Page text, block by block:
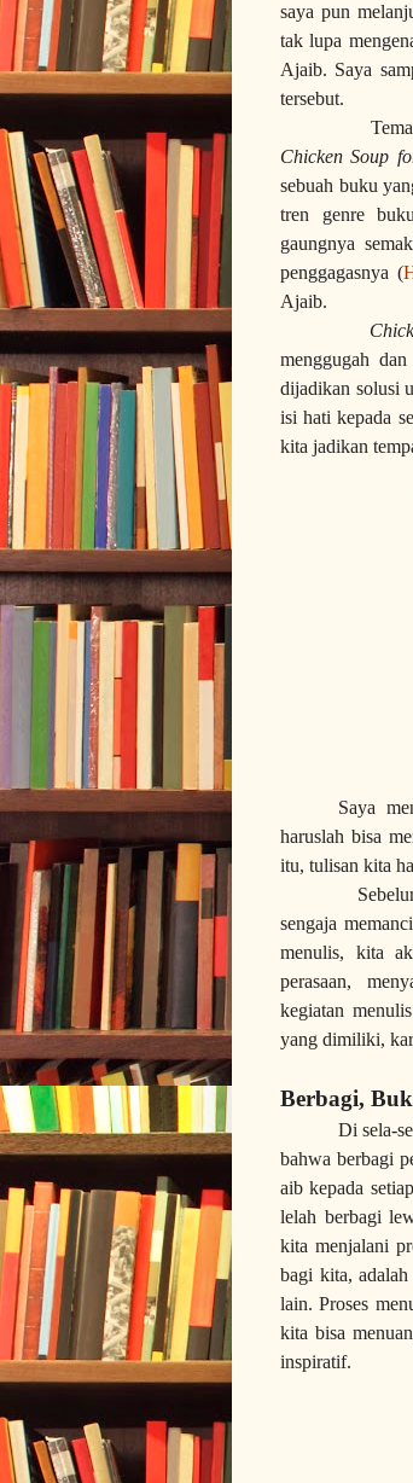
saya pun
tak lupa
Ajaib. Saya
tersebut.
Tema dari
Chicken Soup
sebuah buku
tren genre
gaungnya
penggagasnya (
Ajaib.
menggugah
dijadikan solusi
isi hati kepada
kita jadikan
Saya
haruslah bisa
itu, tulisan kita
Sebelum
sengaja
menulis, kita
perasaan,
kegiatan
yang dimiliki,
Berbagi,
Di sela-
bahwa berbagi
aib kepada
lelah berbagi
kita menjalani
bagi kita,
lain. Proses
kita bisa
inspiratif.